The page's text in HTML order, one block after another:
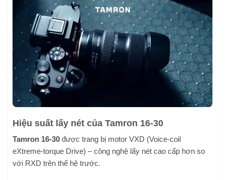
Hiệu suất lấy nét của Tamron 16-30
Tamron 16-30 được trang bị motor VXD (Voice-coil
eXtreme-torque Drive) – công nghệ lấy nét cao cấp hơn so
với RXD trên thế hệ trước.